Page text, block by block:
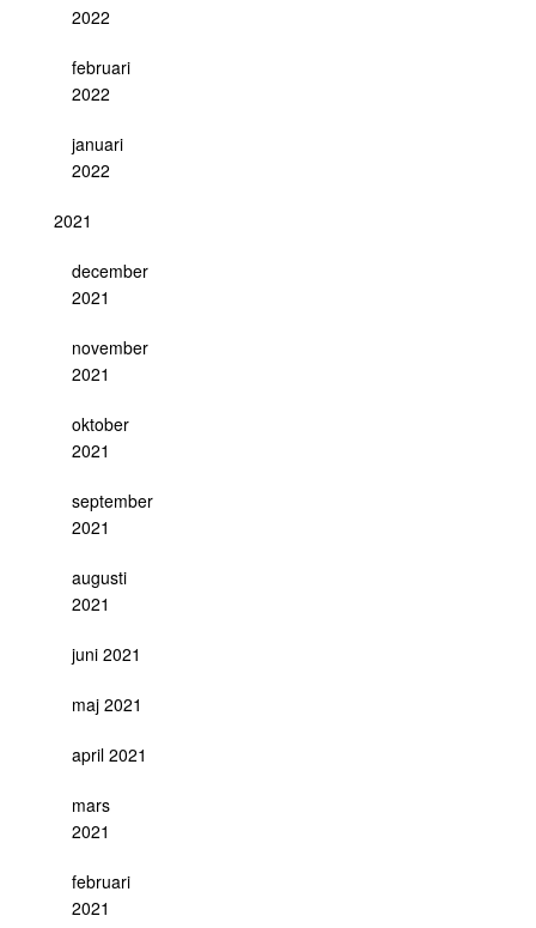
2022
februari
2022
januari
2022
2021
december
2021
november
2021
oktober
2021
september
2021
augusti
2021
juni 2021
maj 2021
april 2021
mars
2021
februari
2021